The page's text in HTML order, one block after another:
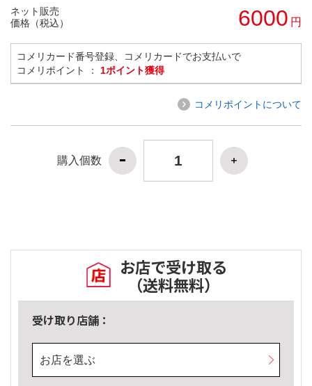
ネット販売
価格（税込）
6000 円
コメリカード番号登録、コメリカードでお支払いで
コメリポイント ： 1ポイント獲得
コメリポイントについて
購入個数
お店で受け取る
（送料無料）
受け取り店舗：
お店を選ぶ